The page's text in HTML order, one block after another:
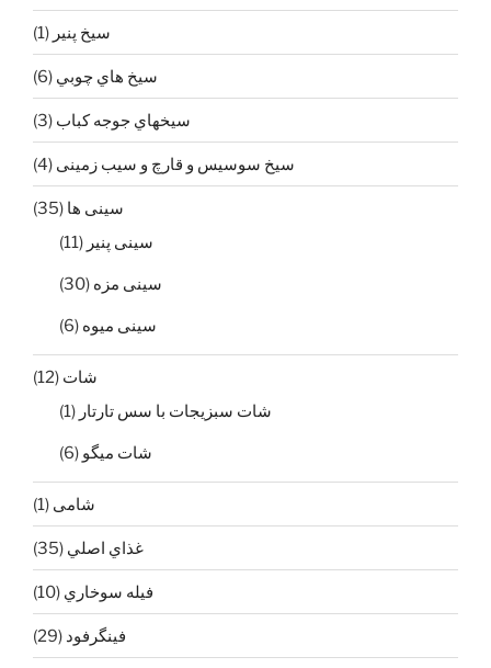
سيخ پنير (1)
سيخ هاي چوبي (6)
سيخهاي جوجه كباب (3)
سیخ سوسیس و قارچ و سیب زمینی (4)
سینی ها (35)
سينی پنير (11)
سينی مزه (30)
سینی میوه (6)
شات (12)
شات سبزيجات با سس تارتار (1)
شات ميگو (6)
شامی (1)
غذاي اصلي (35)
فيله سوخاري (10)
فينگرفود (29)